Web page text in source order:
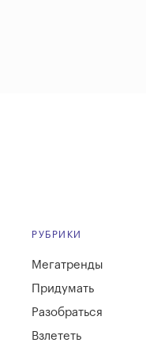
РУБРИКИ
Мегатренды
Придумать
Разобраться
Взлететь